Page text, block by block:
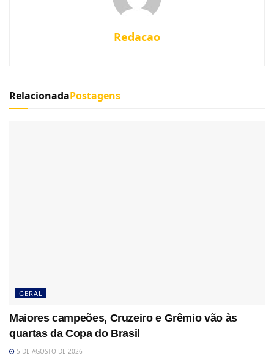
Redacao
RelacionadaPostagens
GERAL
Maiores campeões, Cruzeiro e Grêmio vão às
quartas da Copa do Brasil
5 DE AGOSTO DE 2026